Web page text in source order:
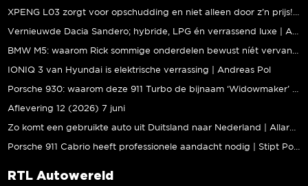
IONIQ 3 van Hyundai is elektrische verrassing | Andreas Pol
Aflevering 12 (2026) 7 juni
RTL Autowereld